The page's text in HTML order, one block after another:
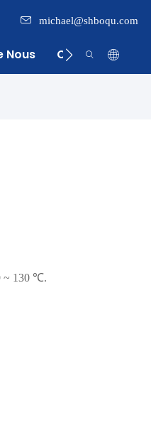
michael@shboqu.com
Nous Centre
~ 130 ℃.